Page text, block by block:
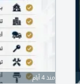
منذ 4 أيام